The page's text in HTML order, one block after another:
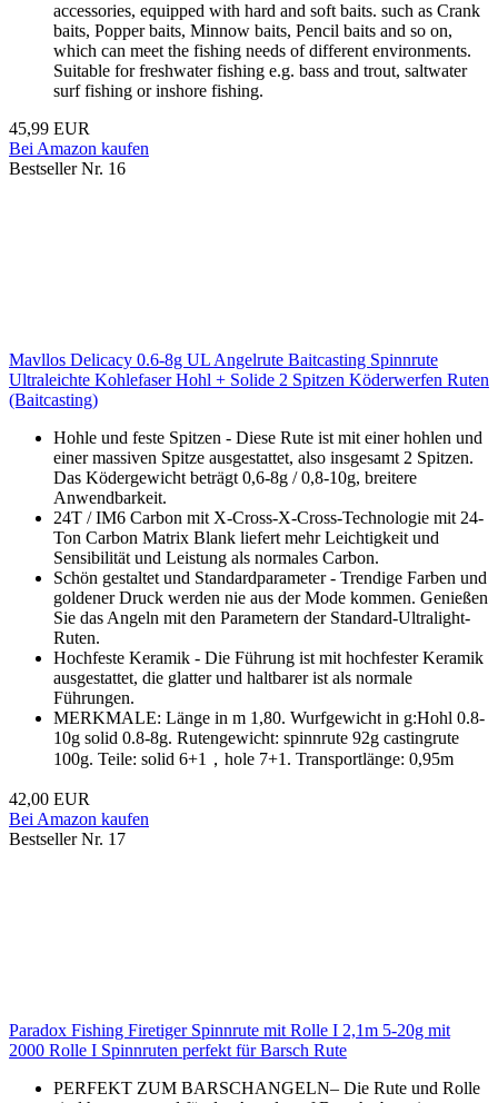
accessories, equipped with hard and soft baits. such as Crank
baits, Popper baits, Minnow baits, Pencil baits and so on,
which can meet the fishing needs of different environments.
Suitable for freshwater fishing e.g. bass and trout, saltwater
surf fishing or inshore fishing.
45,99 EUR
Bei Amazon kaufen
Bestseller Nr. 16
Mavllos Delicacy 0.6-8g UL Angelrute Baitcasting Spinnrute
Ultraleichte Kohlefaser Hohl + Solide 2 Spitzen Köderwerfen Ruten
(Baitcasting)
Hohle und feste Spitzen - Diese Rute ist mit einer hohlen und
einer massiven Spitze ausgestattet, also insgesamt 2 Spitzen.
Das Ködergewicht beträgt 0,6-8g / 0,8-10g, breitere
Anwendbarkeit.
24T / IM6 Carbon mit X-Cross-X-Cross-Technologie mit 24-
Ton Carbon Matrix Blank liefert mehr Leichtigkeit und
Sensibilität und Leistung als normales Carbon.
Schön gestaltet und Standardparameter - Trendige Farben und
goldener Druck werden nie aus der Mode kommen. Genießen
Sie das Angeln mit den Parametern der Standard-Ultralight-
Ruten.
Hochfeste Keramik - Die Führung ist mit hochfester Keramik
ausgestattet, die glatter und haltbarer ist als normale
Führungen.
MERKMALE: Länge in m 1,80. Wurfgewicht in g:Hohl 0.8-
10g solid 0.8-8g. Rutengewicht: spinnrute 92g castingrute
100g. Teile: solid 6+1，hole 7+1. Transportlänge: 0,95m
42,00 EUR
Bei Amazon kaufen
Bestseller Nr. 17
Paradox Fishing Firetiger Spinnrute mit Rolle I 2,1m 5-20g mit
2000 Rolle I Spinnruten perfekt für Barsch Rute
PERFEKT ZUM BARSCHANGELN– Die Rute und Rolle